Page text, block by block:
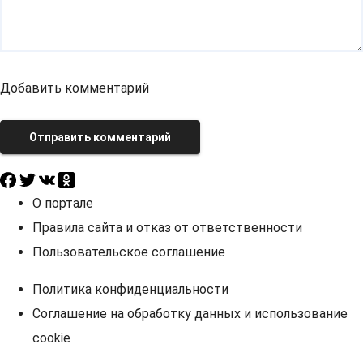
Добавить комментарий
Отправить комментарий
О портале
Правила сайта и отказ от ответственности
Пользовательское соглашение
Политика конфиденциальности
Соглашение на обработку данных и использование
cookie